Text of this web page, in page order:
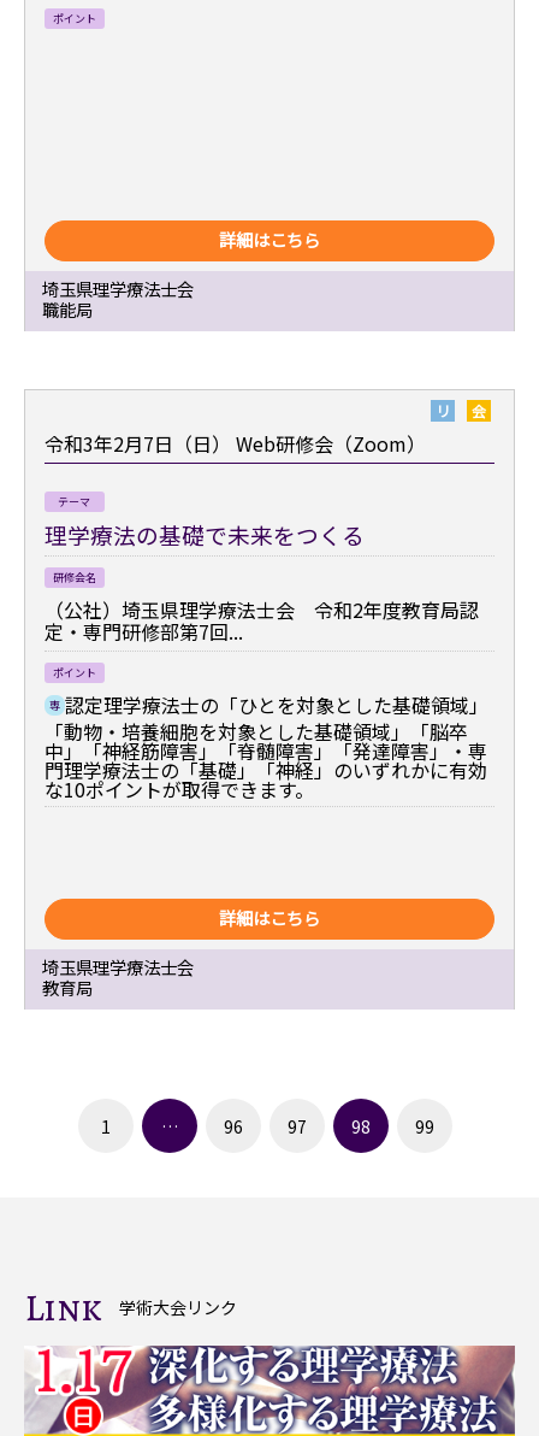
ポイント
詳細はこちら
埼玉県理学療法士会
職能局
リ 会
令和3年2月7日（日） Web研修会（Zoom）
テーマ
理学療法の基礎で未来をつくる
研修会名
（公社）埼玉県理学療法士会 令和2年度教育局認
定・専門研修部第7回...
ポイント
専 認定理学療法士の「ひとを対象とした基礎領域」
「動物・培養細胞を対象とした基礎領域」「脳卒
中」「神経筋障害」「脊髄障害」「発達障害」・専
門理学療法士の「基礎」「神経」のいずれかに有効
な10ポイントが取得できます。
詳細はこちら
埼玉県理学療法士会
教育局
1 … 96 97 98 99
Link 学術大会リンク